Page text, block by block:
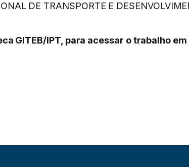
DE TRANSPORTE E
GITEB/IPT, para acessar o trabalho em